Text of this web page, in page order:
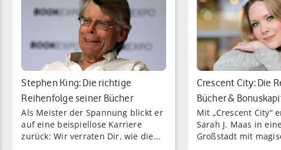
Stephen King: Die richtige
Reihenfolge seiner Bücher
Als Meister der Spannung blickt er
auf eine beispiellose Karriere
zurück: Wir verraten Dir, wie die
Crescent City: Die
Bücher &
Mit „Crescent City“
Sarah J. Maas in
Großstadt mit